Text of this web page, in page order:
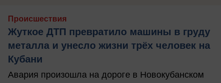
Происшествия
Жуткое ДТП превратило машины в груду
металла и унесло жизни трёх человек на
Кубани
Авария произошла на дороге в Новокубанском